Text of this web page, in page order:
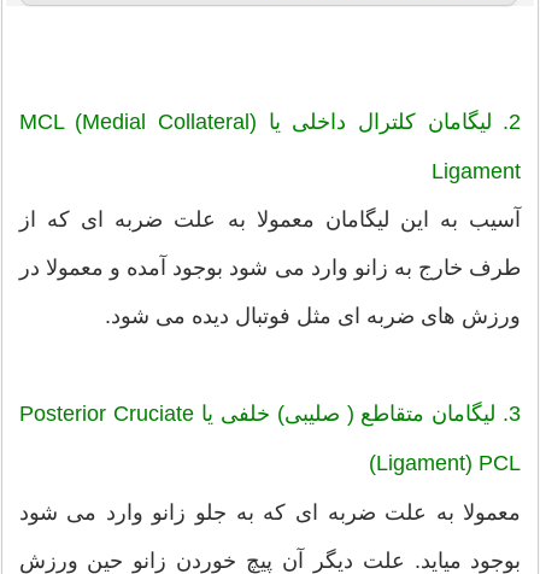
2. لیگامان کلترال داخلی یا (MCL (Medial Collateral
Ligament
آسیب به این لیگامان معمولا به علت ضربه ای که از
طرف خارج به زانو وارد می شود بوجود آمده و معمولا در
ورزش های ضربه ای مثل فوتبال دیده می شود.
3. لیگامان متقاطع ( صلیبی) خلفی یا Posterior Cruciate
Ligament) PCL)
معمولا به علت ضربه ای که به جلو زانو وارد می شود
بوجود میاید. علت دیگر آن پیچ خوردن زانو حین ورزش